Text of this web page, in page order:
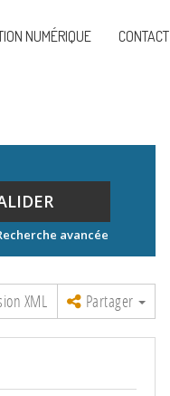
NUMÉRIQUE CONTACT
avancée
XML Partager